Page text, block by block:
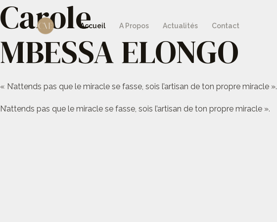
Aller
au
Accueil A Propos Actualités Contact
Carole
MBESSA ELONGO
« N’attends pas que le miracle se fasse, sois l’artisan de ton propre miracle ».
N’attends pas que le miracle se fasse, sois l’artisan de ton propre miracle ».